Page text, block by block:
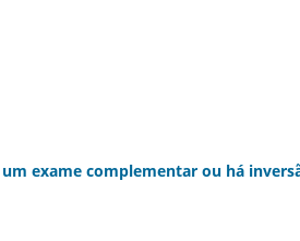
exame complementar ou há